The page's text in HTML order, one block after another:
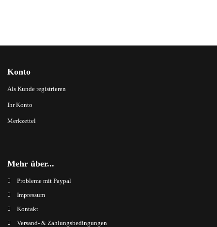
Konto
Als Kunde registrieren
Ihr Konto
Merkzettel
Mehr über...
Probleme mit Paypal
Impressum
Kontakt
Versand- & Zahlungsbedingungen